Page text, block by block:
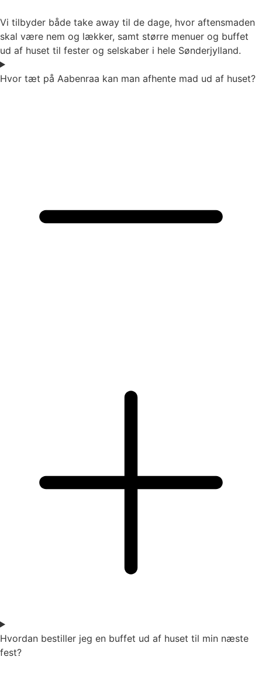
Vi tilbyder både take away til de dage, hvor aftensmaden
skal være nem og lækker, samt større menuer og buffet
ud af huset til fester og selskaber i hele Sønderjylland.
Hvor tæt på Aabenraa kan man afhente mad ud af huset?
Hvordan bestiller jeg en buffet ud af huset til min næste
fest?